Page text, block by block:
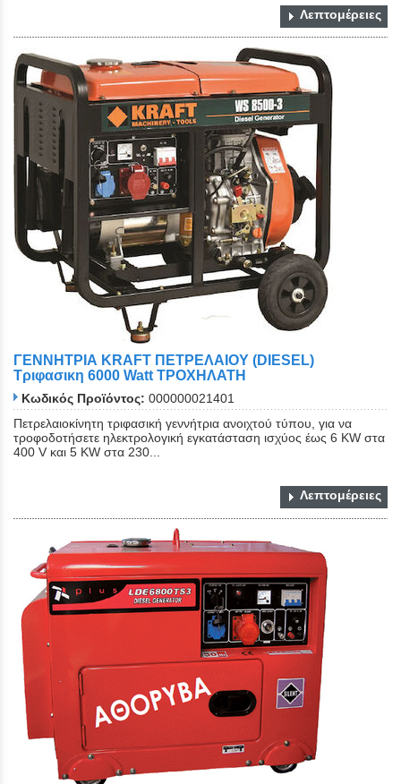
Λεπτομέρειες
ΓΕΝΝΗΤΡΙΑ KRAFT ΠΕΤΡΕΛΑΙΟΥ (DIESEL)
Τριφασικη 6000 Watt ΤΡΟΧΗΛΑΤΗ
Κωδικός Προϊόντος: 000000021401
Πετρελαιοκίνητη τριφασική γεννήτρια ανοιχτού τύπου, για να
τροφοδοτήσετε ηλεκτρολογική εγκατάσταση ισχύος έως 6 KW στα
400 V και 5 KW στα 230...
Λεπτομέρειες